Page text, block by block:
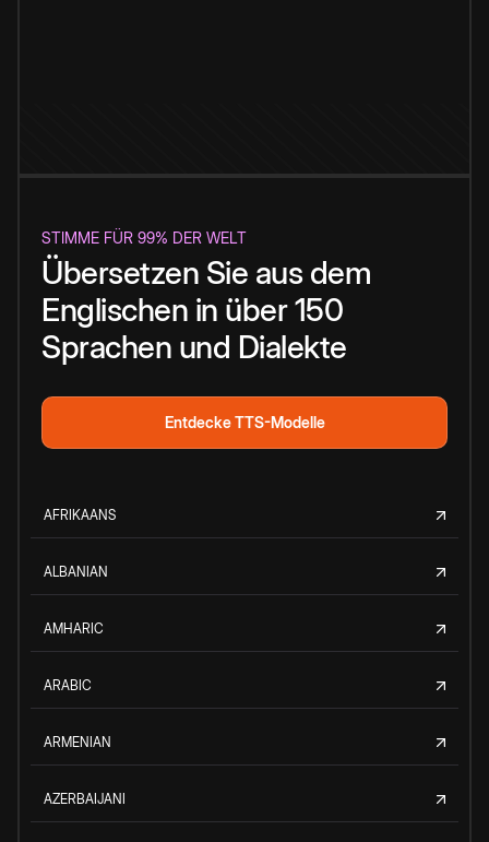
STIMME FÜR 99% DER WELT
Übersetzen Sie aus dem
Englischen in über 150
Sprachen und Dialekte
Entdecke TTS-Modelle
AFRIKAANS
ALBANIAN
AMHARIC
ARABIC
ARMENIAN
AZERBAIJANI